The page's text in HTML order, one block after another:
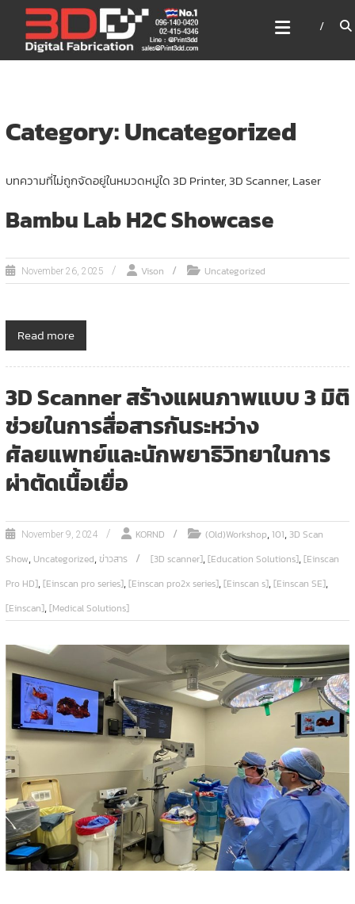
content
3DD DIGITAL FABRICATION
เครื่องพิมพ์3มิติ สแกนเนอร์
เลเซอร์
Category: Uncategorized
บทความที่ไม่ถูกจัดอยู่ในหมวดหมู่ใด 3D Printer, 3D Scanner, Laser
Bambu Lab H2C Showcase
November 26, 2025 Vison Uncategorized
Read more
3D Scanner สร้างแผนภาพแบบ 3 มิติ
ช่วยในการสื่อสารกันระหว่าง
ศัลยแพทย์และนักพยาธิวิทยาในการ
ผ่าตัดเนื้อเยื่อ
November 9, 2024 KORND (Old)Workshop,101,3D Scan
Show, Uncategorized,ข่าวสาร [3D scanner],[Education Solutions],[Einscan
Pro HD],[Einscan pro series],[Einscan pro2x series],[Einscan s],[Einscan SE],
[Einscan],[Medical Solutions]